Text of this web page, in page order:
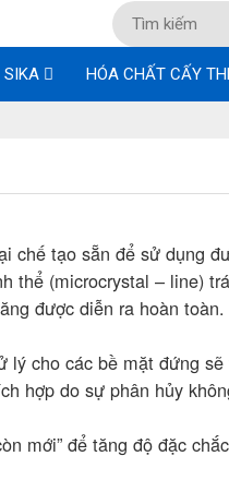
SIKA HÓA CHẤT CẤY
chế tạo sẵn để sử dụng
thể (microcrystal – line)
được diễn ra hoàn
lý cho các bề mặt đứng
hợp do sự phân hủy
mới” để tăng độ đặc